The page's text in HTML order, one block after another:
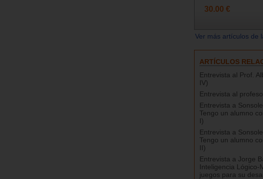
30.00 €
Ver más artículos de
ARTÍCULOS
Entrevista al Prof.
IV)
Entrevista al
Entrevista a
Tengo un alumno
I)
Entrevista a
Tengo un alumno
II)
Entrevista a Jorge
Inteligencia Lógico-
juegos para su